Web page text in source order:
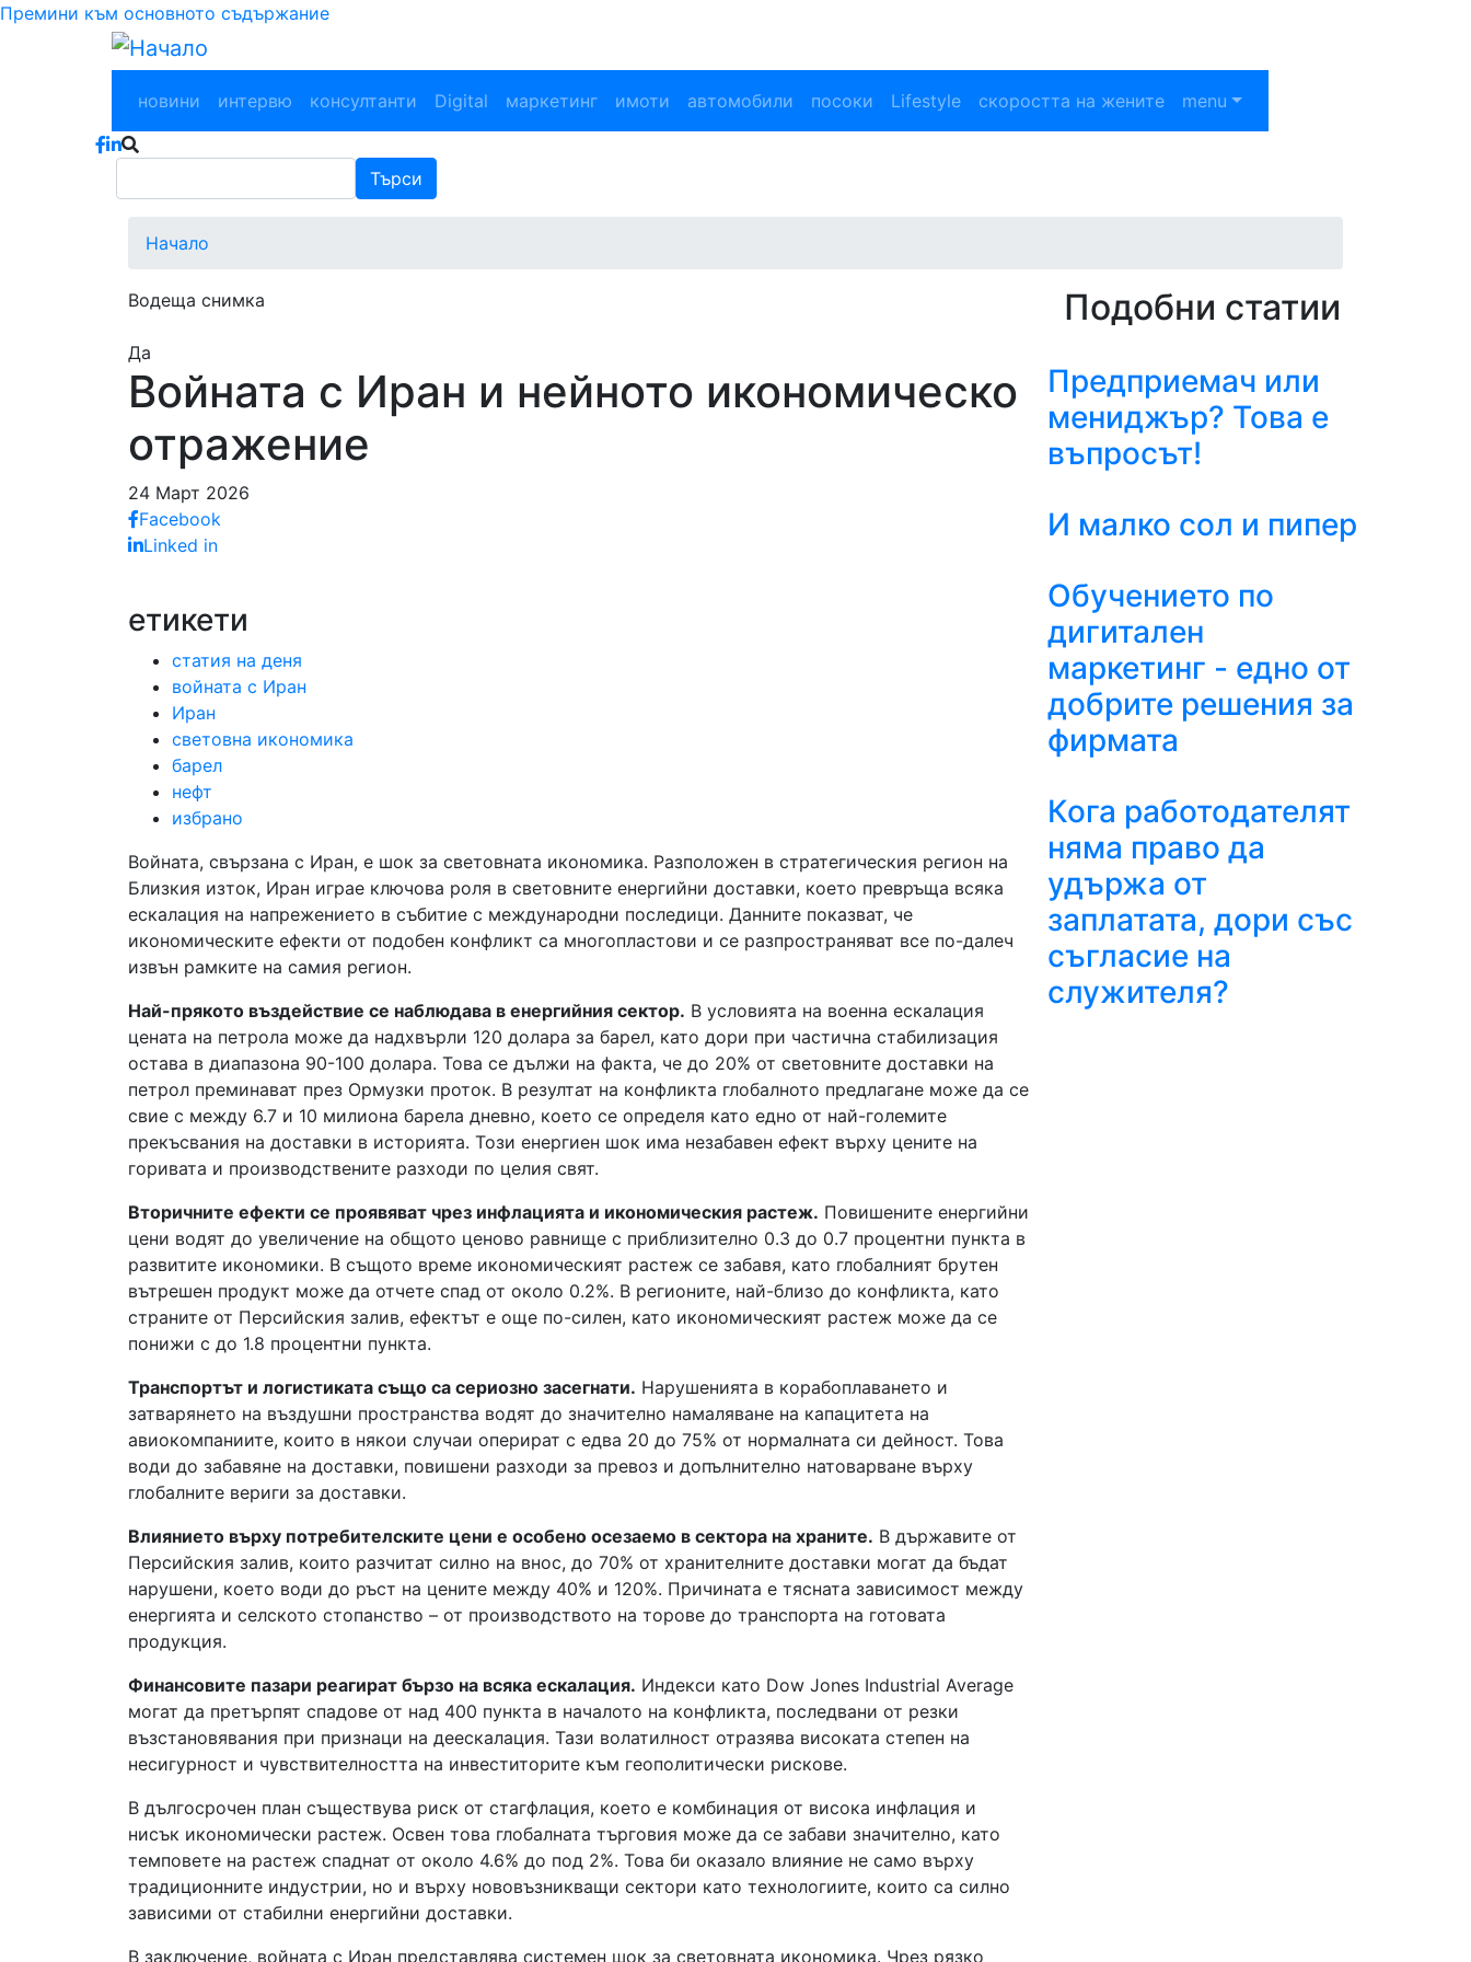
Премини към основното съдържание
Main navigation
новини интервю консултанти Digital маркетинг имоти автомобили посоки Lifestyle скоростта на жените menu
Търси
Начало
Водеща снимка
Да
Войната с Иран и нейното икономическо
отражение
24 Март 2026
Facebook
Linked in
етикети
статия на деня
войната с Иран
Иран
световна икономика
барел
нефт
избрано
Войната, свързана с Иран, е шок за световната икономика. Разположен в стратегическия регион на
Близкия изток, Иран играе ключова роля в световните енергийни доставки, което превръща всяка
ескалация на напрежението в събитие с международни последици. Данните показват, че
икономическите ефекти от подобен конфликт са многопластови и се разпространяват все по-далеч
извън рамките на самия регион.
Най-прякото въздействие се наблюдава в енергийния сектор. В условията на военна ескалация
цената на петрола може да надхвърли 120 долара за барел, като дори при частична стабилизация
остава в диапазона 90-100 долара. Това се дължи на факта, че до 20% от световните доставки на
петрол преминават през Ормузки проток. В резултат на конфликта глобалното предлагане може да се
свие с между 6.7 и 10 милиона барела дневно, което се определя като едно от най-големите
прекъсвания на доставки в историята. Този енергиен шок има незабавен ефект върху цените на
горивата и производствените разходи по целия свят.
Вторичните ефекти се проявяват чрез инфлацията и икономическия растеж. Повишените енергийни
цени водят до увеличение на общото ценово равнище с приблизително 0.3 до 0.7 процентни пункта в
развитите икономики. В същото време икономическият растеж се забавя, като глобалният брутен
вътрешен продукт може да отчете спад от около 0.2%. В регионите, най-близо до конфликта, като
страните от Персийския залив, ефектът е още по-силен, като икономическият растеж може да се
понижи с до 1.8 процентни пункта.
Транспортът и логистиката също са сериозно засегнати. Нарушенията в корабоплаването и
затварянето на въздушни пространства водят до значително намаляване на капацитета на
авиокомпаниите, които в някои случаи оперират с едва 20 до 75% от нормалната си дейност. Това
води до забавяне на доставки, повишени разходи за превоз и допълнително натоварване върху
глобалните вериги за доставки.
Влиянието върху потребителските цени е особено осезаемо в сектора на храните. В държавите от
Персийския залив, които разчитат силно на внос, до 70% от хранителните доставки могат да бъдат
нарушени, което води до ръст на цените между 40% и 120%. Причината е тясната зависимост между
енергията и селското стопанство – от производството на торове до транспорта на готовата
продукция.
Финансовите пазари реагират бързо на всяка ескалация. Индекси като Dow Jones Industrial Average
могат да претърпят спадове от над 400 пункта в началото на конфликта, последвани от резки
възстановявания при признаци на деескалация. Тази волатилност отразява високата степен на
несигурност и чувствителността на инвеститорите към геополитически рискове.
В дългосрочен план съществува риск от стагфлация, което е комбинация от висока инфлация и
нисък икономически растеж. Освен това глобалната търговия може да се забави значително, като
темповете на растеж спаднат от около 4.6% до под 2%. Това би оказало влияние не само върху
традиционните индустрии, но и върху нововъзникващи сектори като технологиите, които са силно
зависими от стабилни енергийни доставки.
В заключение, войната с Иран представлява системен шок за световната икономика. Чрез рязко
Подобни статии
Предприемач или
мениджър? Това е
въпросът!
И малко сол и пипер
Обучението по
дигитален
маркетинг - едно от
добрите решения за
фирмата
Кога работодателят
няма право да
удържа от
заплатата, дори със
съгласие на
служителя?